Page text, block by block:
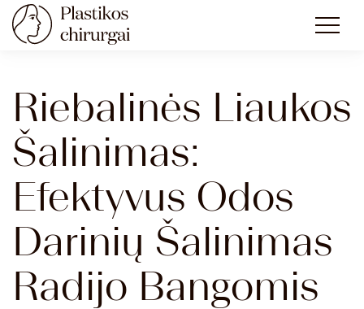
Riebalinės Liaukos
Šalinimas:
Efektyvus Odos
Darinių Šalinimas
Radijo Bangomis